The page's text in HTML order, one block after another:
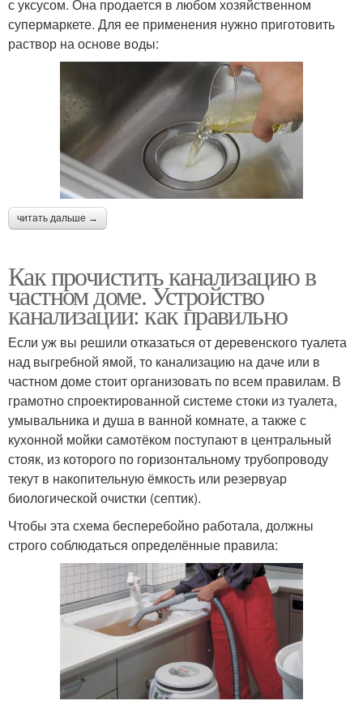
с уксусом. Она продается в любом хозяйственном
супермаркете. Для ее применения нужно приготовить
раствор на основе воды:
читать дальше →
Как прочистить канализацию в
частном доме. Устройство
канализации: как правильно
Если уж вы решили отказаться от деревенского туалета
над выгребной ямой, то канализацию на даче или в
частном доме стоит организовать по всем правилам. В
грамотно спроектированной системе стоки из туалета,
умывальника и душа в ванной комнате, а также с
кухонной мойки самотёком поступают в центральный
стояк, из которого по горизонтальному трубопроводу
текут в накопительную ёмкость или резервуар
биологической очистки (септик).
Чтобы эта схема бесперебойно работала, должны
строго соблюдаться определённые правила: